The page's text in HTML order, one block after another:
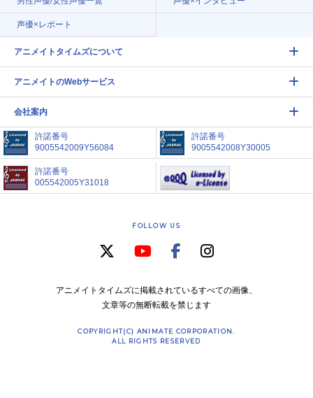
声優×レポート
アニメイトタイムズについて
アニメイトのWebサービス
会社案内
許諾番号
9005542009Y56084
許諾番号
9005542008Y30005
許諾番号
005542005Y31018
FOLLOW US
アニメイトタイムズに掲載されているすべての画像、
文章等の無断転載を禁じます
COPYRIGHT(C) ANIMATE CORPORATION.
ALL RIGHTS RESERVED